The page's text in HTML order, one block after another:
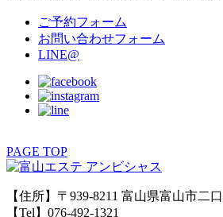
ご予約フォーム
お問い合わせフォーム
LINE@
PAGE TOP
【住所】〒939-8211 富山県富山市二
【Tel】076-492-1321